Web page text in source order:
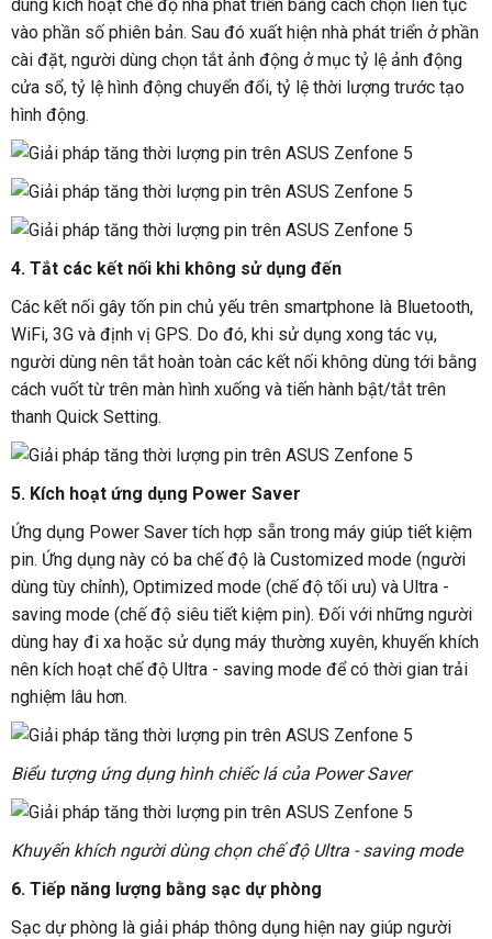
dùng kích hoạt chế độ nhà phát triển bằng cách chọn liên tục
vào phần số phiên bản. Sau đó xuất hiện nhà phát triển ở phần
cài đặt, người dùng chọn tắt ảnh động ở mục tỷ lệ ảnh động
cửa sổ, tỷ lệ hình động chuyển đổi, tỷ lệ thời lượng trước tạo
hình động.
4. Tắt các kết nối khi không sử dụng đến
Các kết nối gây tốn pin chủ yếu trên smartphone là Bluetooth,
WiFi, 3G và định vị GPS. Do đó, khi sử dụng xong tác vụ,
người dùng nên tắt hoàn toàn các kết nối không dùng tới bằng
cách vuốt từ trên màn hình xuống và tiến hành bật/tắt trên
thanh Quick Setting.
5. Kích hoạt ứng dụng Power Saver
Ứng dụng Power Saver tích hợp sẵn trong máy giúp tiết kiệm
pin. Ứng dụng này có ba chế độ là Customized mode (người
dùng tùy chỉnh), Optimized mode (chế độ tối ưu) và Ultra -
saving mode (chế độ siêu tiết kiệm pin). Đối với những người
dùng hay đi xa hoặc sử dụng máy thường xuyên, khuyến khích
nên kích hoạt chế độ Ultra - saving mode để có thời gian trải
nghiệm lâu hơn.
Biểu tượng ứng dụng hình chiếc lá của Power Saver
Khuyến khích người dùng chọn chế độ Ultra - saving mode
6. Tiếp năng lượng bằng sạc dự phòng
Sạc dự phòng là giải pháp thông dụng hiện nay giúp người